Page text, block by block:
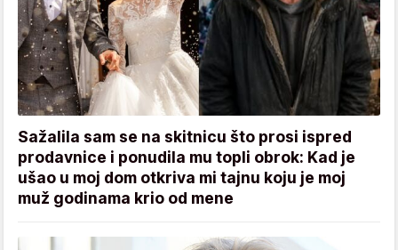
Sažalila sam se na skitnicu što prosi ispred
prodavnice i ponudila mu topli obrok: Kad je
ušao u moj dom otkriva mi tajnu koju je moj
muž godinama krio od mene